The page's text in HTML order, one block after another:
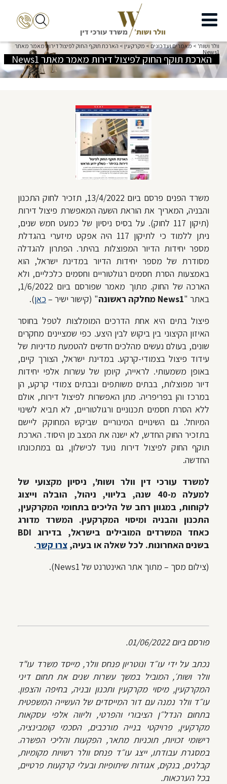
הארכת תוקף החוק לפיצול דירות מאמר מאתר News1
וולר ושות' > מאמרים ועדכונים > מקרקעין > הארכת תוקף החוק לפיצול דירות מאמר מאתר
News1
משרד הפנים פרסם ביום 13/4/2022, תזכיר לחוק התכנון
והבניה, המאריך את הוראת השעה המאפשרת פיצול דירות
(תיקון 117 לחוק). על בסיס ניסיון של כמעט חמש שנים,
ניתן ללמוד כי לתיקון 117 היה אפקט מיזערי בהגדלת
מספר יחידות הדיורהמפוצלות בהיתר. הפתרון להגדלה
מסודרת של מספר יחידות הדיור במדינת ישראל, הוא
באמצעות הסרת חסמים רגולטוריים וחסמים כלכליים, ולא
הארכה של החוק. מתוך מאמר שפורסם ביום 1/6/2022,
באתר "News1 מחלקה ראשונה " (קישור ישיר – כאן).
פיצול בתים היא אחת הדרכים המומלצות לטפל בחוסר
האיזון הקיצוני בין ביקוש לבין היצע. כפי שמציינים מחקרים
שונים, בעולם נעשים מהלכים חדשים להטמעת מדיניות של
עידוד פיצול בצמודי-קרקע. במדינת ישראל, הצורך קיים,
באופן משמעותי. לראייה, קיומן של עשרות אלפי יחידות
דיור מפוצלות, בבתים משותפים ובבתים צמודי קרקע, הן
במרכז והן בפריפריה. מתן האפשרות לפיצול דירות, אולם
ללא הסרת חסמים תכנוניים ורגולטוריים, לא תביא לשינוי
המיוחל. גם השינויים המינוריים שביקש המחוקק ליישם
בתזכיר החוק החדש, לא ישנה את המצב מן היסוד. הארכת
תוקף החוק לפיצול דירות נועד לכישלון, גם במתכונתו
החדשה.
למשרד עורכי דין וולר ושות', ניסיון מקצועי של
למעלה מ-40 שנה, בליווי, ניהול, הובלה וייצוג
לקוחות, במגוון רחב של הליכים בתחומי המקרקעין,
התכנון והבניה ומיסוי המקרקעין. המשרד מדורג
כאחד המשרדים המובילים בישראל, בדירוג BDI
בשנים האחרונות. לכל שאלה או בעיה, צרו קשר.
(צילום מסך – מתוך אתר האינטרנט של News1).
פורסם ביום 01/06/2022.
נכתב על ידי עו״ד ונוטריון פנחס וולר, מייסד משרד עו"ד
וולר ושות׳, המוביל במשך עשרות שנים את תחום דיני
המקרקעין, מיסוי מקרקעין ותכנון ובניה, בחיפה והצפון.
עו״ד וולר נמנה עם דור המייסדים של העשייה המשפטית
בתחום הנדל״ן הציבורי והפרטי, וליווה אלפי עסקאות
מקרקעין, פרויקטי בנייה מורכבים, הסכמי קומבינציה,
רישומי זכויות, תוכניות מתאר, הפקעות והליכי הפשרה.
במסגרת עבודתו, ייצג עו״ד פנחס וולר רשויות מקומיות,
קבלנים, בנקים, אגודות שיתופיות ובעלי קרקעות פרטיים,
בכל הערכאות.